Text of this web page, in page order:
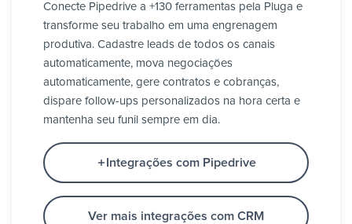
Conecte Pipedrive a +130 ferramentas pela Pluga e
transforme seu trabalho em uma engrenagem
produtiva. Cadastre leads de todos os canais
automaticamente, mova negociações
automaticamente, gere contratos e cobranças,
dispare follow-ups personalizados na hora certa e
mantenha seu funil sempre em dia.
Integrações com Pipedrive
Ver mais integrações com CRM